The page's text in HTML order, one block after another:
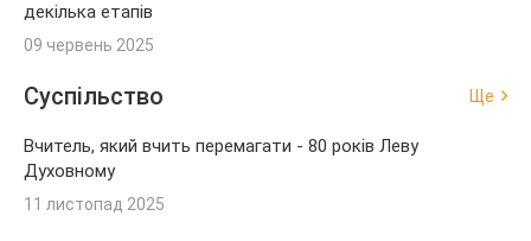
декілька етапів
09 червень 2025
Суспільство Ще
Вчитель, який вчить перемагати - 80 років Леву
Духовному
11 листопад 2025